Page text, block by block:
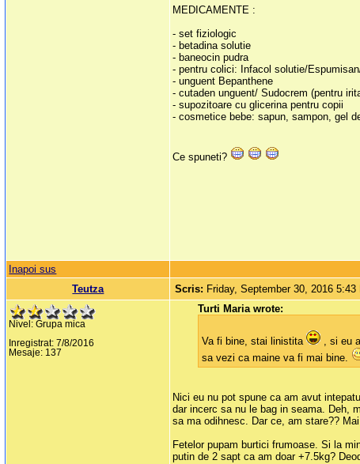
MEDICAMENTE :
- set fiziologic
- betadina solutie
- baneocin pudra
- pentru colici: Infacol solutie/
- unguent Bepanthene
- cutaden unguent/ Sudocrem (pentru
- supozitoare cu glicerina pentru copii
- cosmetice bebe: sapun, sampon, gel
Ce spuneti?
Inapoi sus
Teutza
Scris: Friday, September 30, 2016 5:43
Nivel: Grupa mica
Inregistrat: 7/8/2016
Mesaje: 137
Turti Maria wrote:
Va fi bine, stai linistita
, si eu
sa vezi ca maine va fi mai bine.
Nici eu nu pot spune ca am avut
dar incerc sa nu le bag in seama. Deh,
sa ma odihnesc. Dar ce, am stare??
Fetelor pupam burtici frumoase. Si la
putin de 2 sapt ca am doar +7.5kg?